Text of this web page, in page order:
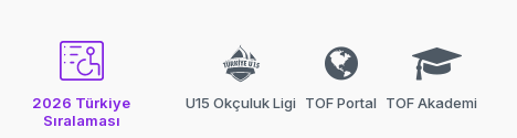
2026 Türkiye
Sıralaması
U15 Okçuluk Ligi TOF Portal TOF Akademi